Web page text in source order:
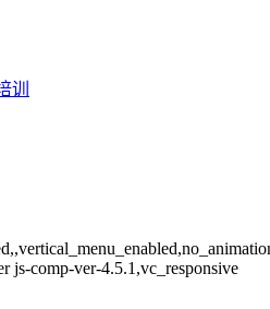
训
js-comp-ver-4.5.1,vc_responsive